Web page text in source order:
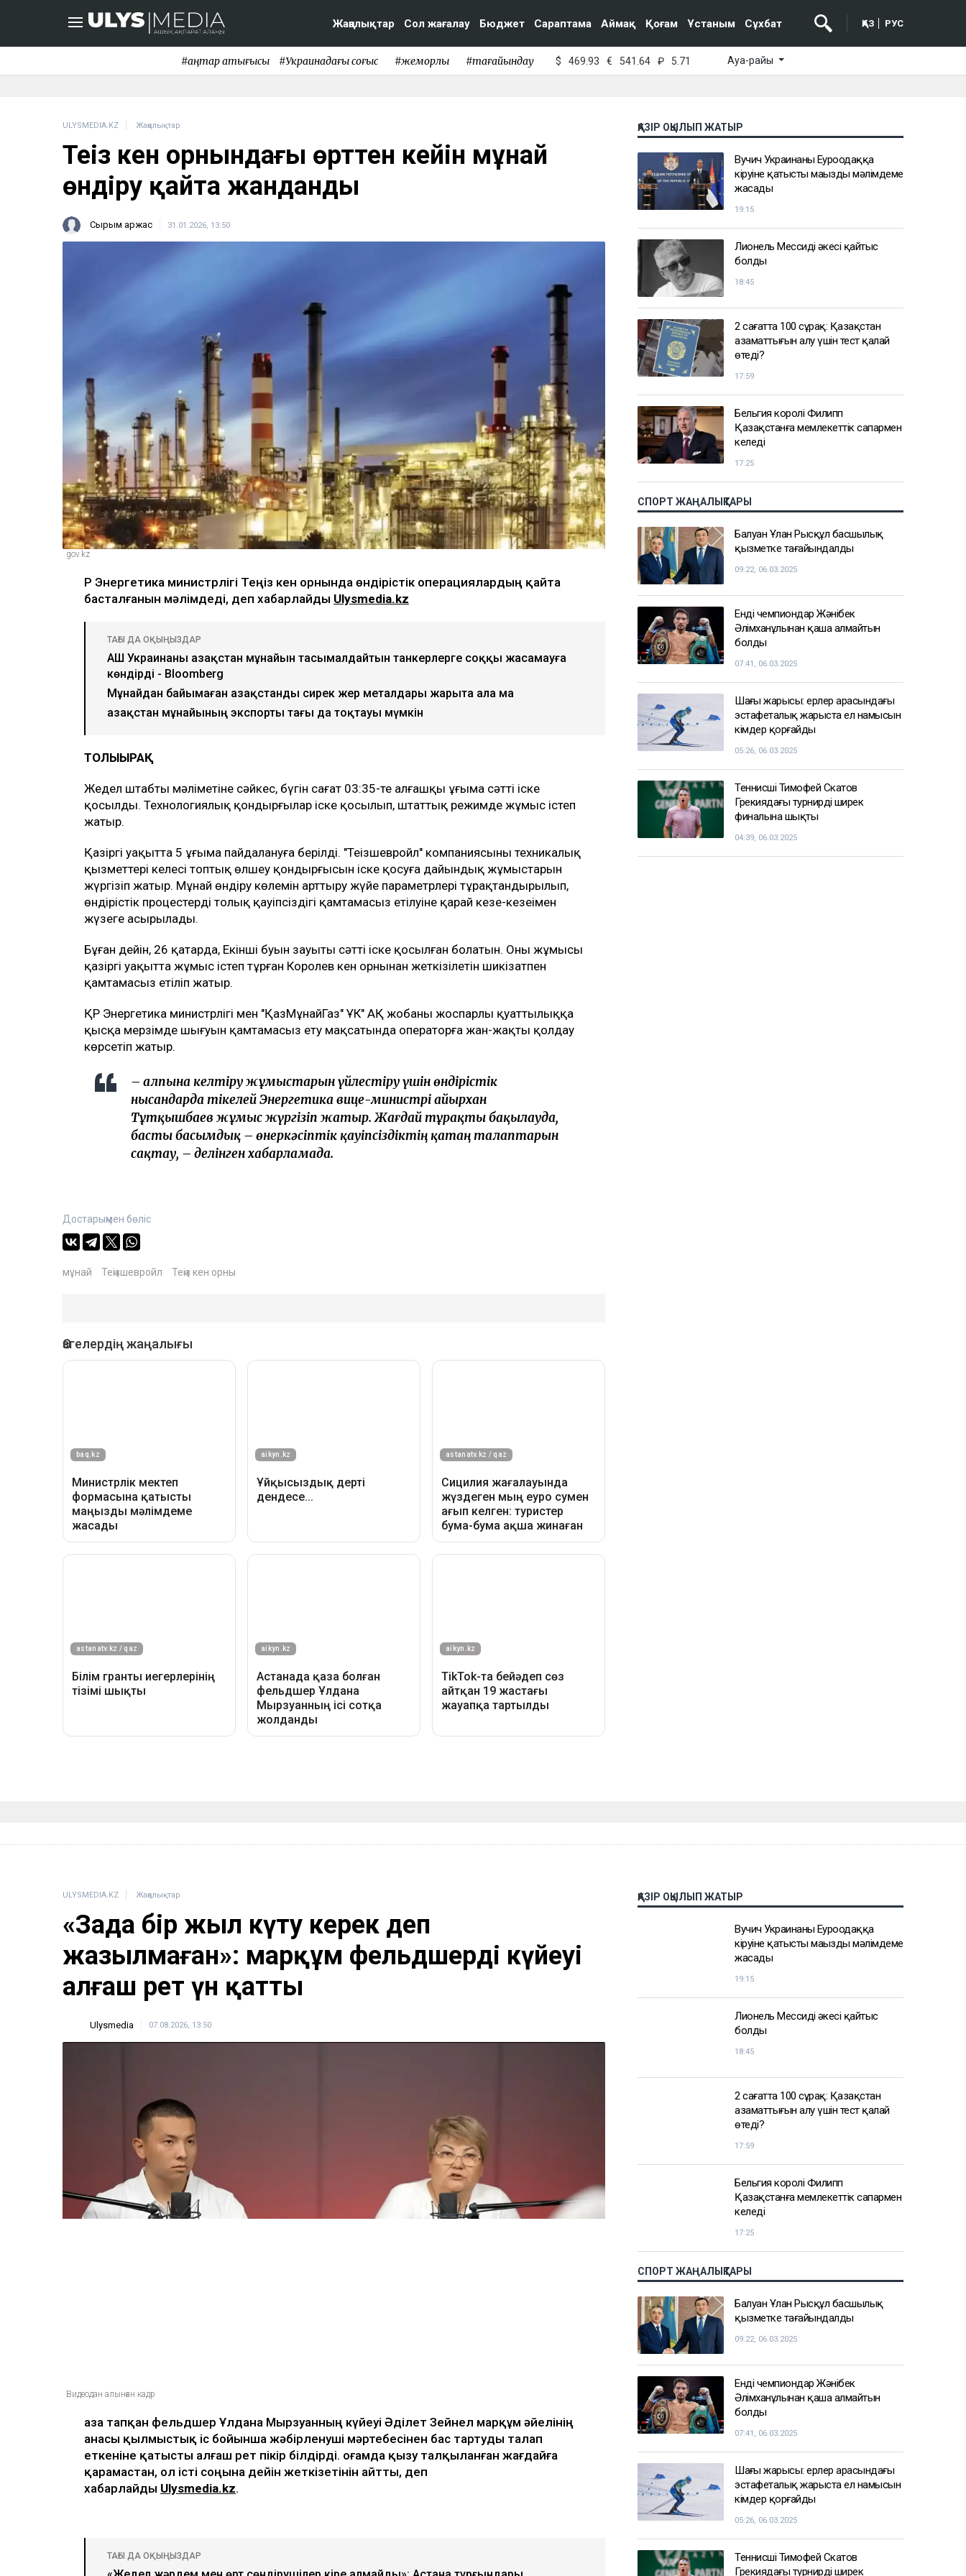
Жаңалықтар Сол жағалау Бюджет Сараптама Аймақ Қоғам Ұстаным Сұхбат ҚАЗ РУС
#қаңтар қақтығысы #Украинадағы соғыс #жемқорлық #тағайындау $ 469.93 € 541.64 ₽ 5.71 Ауа-райы
ULYSMEDIA.KZ Жаңалықтар
Теңіз кен орнындағы өрттен кейін мұнай
өндіру қайта жанданды
Сырым Қаржас 31.01.2026, 13:50
gov.kz
ҚР Энергетика министрлігі Теңіз кен орнында өндірістік операциялардың қайта
басталғанын мәлімдеді, деп хабарлайды Ulysmedia.kz
ТАҒЫ ДА ОҚЫҢЫЗДАР
АҚШ Украинаны Қазақстан мұнайын тасымалдайтын танкерлерге соққы жасамауға
көндірді - Bloomberg
Мұнайдан байымаған Қазақстанды сирек жер металдары жарыта ала ма
Қазақстан мұнайының экспорты тағы да тоқтауы мүмкін
ТОЛЫҒЫРАҚ
Жедел штабтың мәліметіне сәйкес, бүгін сағат 03:35-те алғашқы ұңғыма сәтті іске
қосылды. Технологиялық қондырғылар іске қосылып, штаттық режимде жұмыс істеп
жатыр.
Қазіргі уақытта 5 ұңғыма пайдалануға берілді. "Теңізшевройл" компаниясының техникалық
қызметтері келесі топтық өлшеу қондырғысын іске қосуға дайындық жұмыстарын
жүргізіп жатыр. Мұнай өндіру көлемін арттыру жүйе параметрлері тұрақтандырылып,
өндірістік процестердің толық қауіпсіздігі қамтамасыз етілуіне қарай кезең-кезеңімен
жүзеге асырылады.
Бұған дейін, 26 қаңтарда, Екінші буын зауыты сәтті іске қосылған болатын. Оның жұмысы
қазіргі уақытта жұмыс істеп тұрған Королев кен орнынан жеткізілетін шикізатпен
қамтамасыз етіліп жатыр.
ҚР Энергетика министрлігі мен "ҚазМұнайГаз" ҰК" АҚ жобаның жоспарлы қуаттылыққа
қысқа мерзімде шығуын қамтамасыз ету мақсатында операторға жан-жақты қолдау
көрсетіп жатыр.
– Қалпына келтіру жұмыстарын үйлестіру үшін өндірістік
нысандарда тікелей Энергетика вице-министрі Қайырхан
Тұтқышбаев жұмыс жүргізіп жатыр. Жағдай тұрақты бақылауда,
басты басымдық – өнеркәсіптік қауіпсіздіктің қатаң талаптарын
сақтау, – делінген хабарламада.
Достарыңмен бөліс
мұнай Теңізшевройл Теңіз кен орны
ҚАЗІР ОҚЫЛЫП ЖАТЫР
Вучич Украинаның Еуроодаққа
кіруіне қатысты маңызды мәлімдеме
жасады
19:15
Лионель Мессидің әкесі қайтыс
болды
18:45
2 сағатта 100 сұрақ: Қазақстан
азаматтығын алу үшін тест қалай
өтеді?
17:59
Бельгия королі Филипп
Қазақстанға мемлекеттік сапармен
келеді
17:25
СПОРТ ЖАҢАЛЫҚТАРЫ
Балуан Ұлан Рысқұл басшылық
қызметке тағайындалды
09:22, 06.03.2025
Енді чемпиондар Жәнібек
Әлімханұлынан қаша алмайтын
болды
07:41, 06.03.2025
Шаңғы жарысы: ерлер арасындағы
эстафеталық жарыста ел намысын
кімдер қорғайды
05:26, 06.03.2025
Теннисші Тимофей Скатов
Грекиядағы турнирдің ширек
финалына шықты
04:39, 06.03.2025
ULYSMEDIA.KZ Жаңалықтар
«Заңда бір жыл күту керек деп
жазылмаған»: марқұм фельдшердің күйеуі
алғаш рет үн қатты
Ulysmedia 07.08.2026, 13:50
Видеодан алынған кадр
Қаза тапқан фельдшер Ұлдана Мырзуанның күйеуі Әділет Зейнел марқұм әйелінің
анасы қылмыстық іс бойынша жәбірленуші мәртебесінен бас тартуды талап
еткеніне қатысты алғаш рет пікір білдірді. Қоғамда қызу талқыланған жағдайға
қарамастан, ол істі соңына дейін жеткізетінін айтты, деп
хабарлайды Ulysmedia.kz.
ТАҒЫ ДА ОҚЫҢЫЗДАР
ҚАЗІР ОҚЫЛЫП ЖАТЫР
Вучич Украинаның Еуроодаққа
кіруіне қатысты маңызды мәлімдеме
жасады
19:15
Лионель Мессидің әкесі қайтыс
болды
18:45
2 сағатта 100 сұрақ: Қазақстан
азаматтығын алу үшін тест қалай
өтеді?
17:59
Бельгия королі Филипп
Қазақстанға мемлекеттік сапармен
келеді
17:25
СПОРТ ЖАҢАЛЫҚТАРЫ
Балуан Ұлан Рысқұл басшылық
қызметке тағайындалды
09:22, 06.03.2025
Енді чемпиондар Жәнібек
Әлімханұлынан қаша алмайтын
болды
07:41, 06.03.2025
Шаңғы жарысы: ерлер арасындағы
эстафеталық жарыста ел намысын
кімдер қорғайды
05:26, 06.03.2025
Теннисші Тимофей Скатов
Грекиядағы турнирдің ширек